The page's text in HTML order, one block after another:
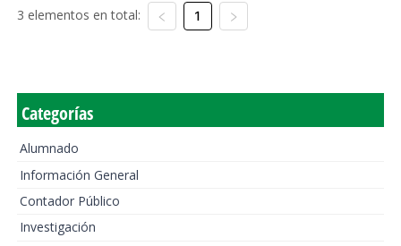
3 elementos en total: 1
Categorías
Alumnado
Información General
Contador Público
Investigación